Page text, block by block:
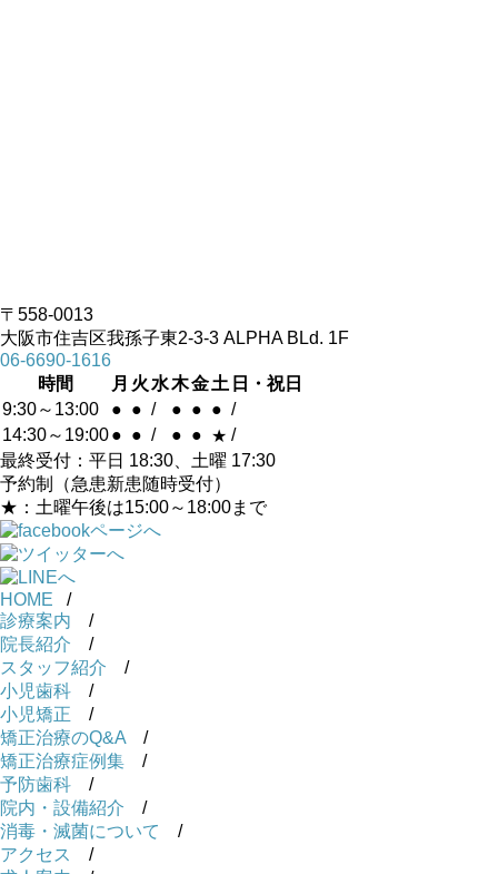
〒558-0013
大阪市住吉区我孫子東2-3-3 ALPHA BLd. 1F
06-6690-1616
時間
月 火 水木金土 日・祝日
9:30～13:00
● ● / ● ● ● /
14:30～19:00● ● / ● ● ★ /
最終受付：平日 18:30、土曜 17:30
予約制（急患新患随時受付）
★：土曜午後は15:00～18:00まで
HOME
/
診療案内
/
院長紹介
/
スタッフ紹介
/
小児歯科
/
小児矯正
/
矯正治療のQ&A
/
矯正治療症例集
/
予防歯科
/
院内・設備紹介
/
消毒・滅菌について
/
アクセス
/